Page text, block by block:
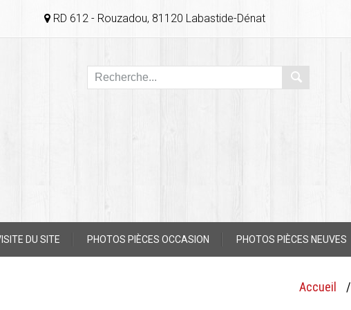
RD 612 - Rouzadou, 81120 Labastide-Dénat
DU SITE PHOTOS PIÈCES OCCASION PHOTOS PIÈCES NEUVES
Accueil /